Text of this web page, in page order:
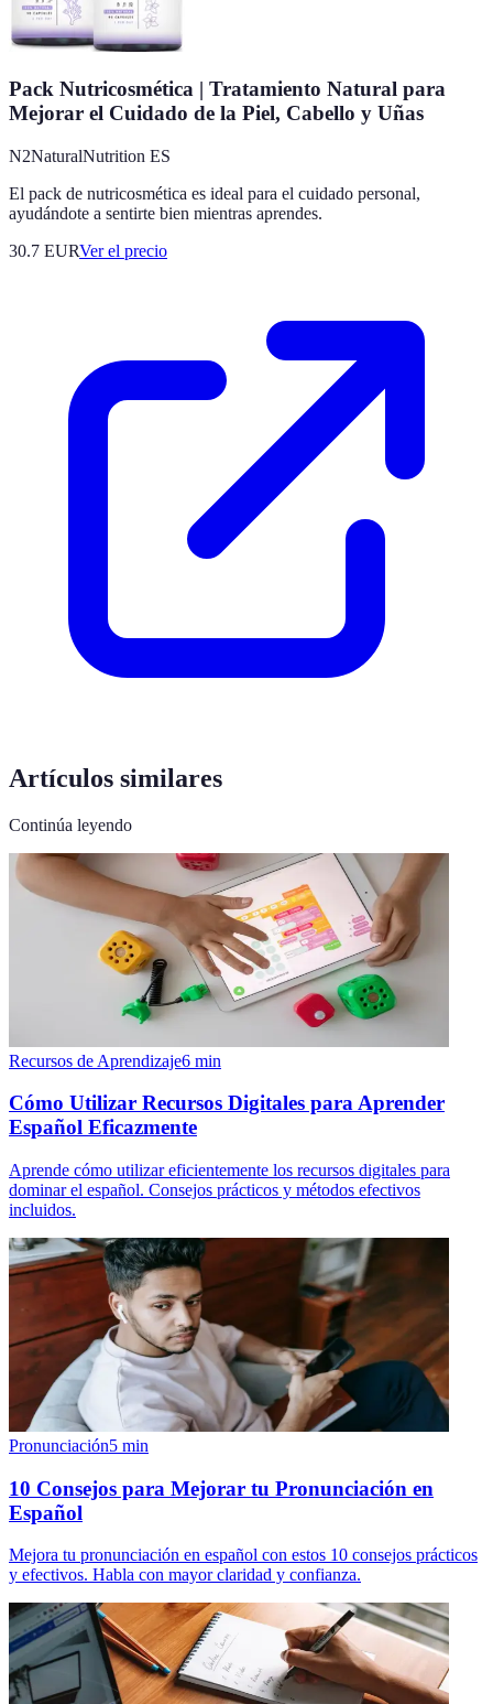
Pack Nutricosmética | Tratamiento Natural para
Mejorar el Cuidado de la Piel, Cabello y Uñas
N2NaturalNutrition ES
El pack de nutricosmética es ideal para el cuidado personal,
ayudándote a sentirte bien mientras aprendes.
30.7 EURVer el precio
Artículos similares
Continúa leyendo
Recursos de Aprendizaje6 min
Cómo Utilizar Recursos Digitales para Aprender
Español Eficazmente
Aprende cómo utilizar eficientemente los recursos digitales para
dominar el español. Consejos prácticos y métodos efectivos
incluidos.
Pronunciación5 min
10 Consejos para Mejorar tu Pronunciación en
Español
Mejora tu pronunciación en español con estos 10 consejos prácticos
y efectivos. Habla con mayor claridad y confianza.